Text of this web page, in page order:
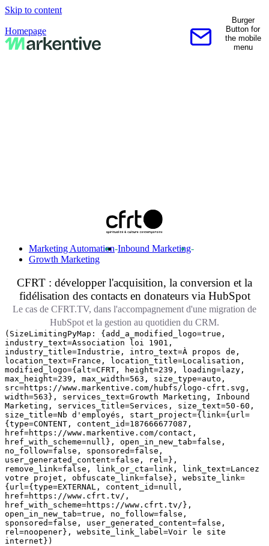
Skip to content
Homepage
Contactez-nous
Burger
Button for
the mobile
menu
Marketing Automation-Inbound Marketing-
Growth Marketing
CFRT : développer l'acquisition, la conversion et la
fidélisation des contacts en donateurs via HubSpot
Le cas de CFRT.TV, dans l'accompagnement d'une migration de
HubSpot et la gestion au quotidien du CRM.
(SizeLimitingPyMap: {add_a_modified_logo=true,
industry_text=Association loi 1901,
industry_title=Industrie, intro_text=À propos de,
location_text=France, location_title=Localisation,
modified_logo={alt=CFRT, height=239, loading=lazy,
max_height=239, max_width=563, size_type=auto,
src=https://www.markentive.com/hubfs/logo-cfrt.svg,
width=563}, services_text=Growth Marketing, Inbound
Marketing, services_title=Services, size_text=50-60,
size_title=Nb d'employés, start_project={link={url=
{type=CONTENT, content_id=187666677087,
href=https://www.markentive.com/contact,
href_with_scheme=null}, open_in_new_tab=false,
no_follow=false, sponsored=false,
user_generated_content=false, rel=},
remove_link=false, link_or_cta=link, link_text=Lancez
votre projet, obfuscate_link=false}, website_link=
{url={type=EXTERNAL, content_id=null,
href=https://www.cfrt.tv/,
href_with_scheme=https://www.cfrt.tv/},
open_in_new_tab=true, no_follow=false,
sponsored=false, user_generated_content=false,
rel=noopener}, website_link_label=Voir le site
internet})